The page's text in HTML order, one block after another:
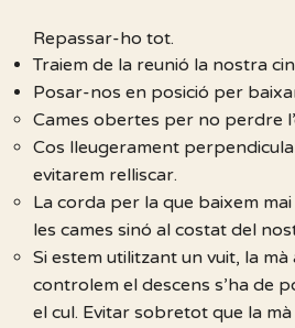
Repassar-ho tot.
Traiem de la reunió la nostra
Posar-nos en posició per
Cames obertes per no perdre
Cos lleugerament
evitarem relliscar.
La corda per la que baixem
les cames sinó al costat del
Si estem utilitzant un vuit, la mà
controlem el descens s’ha de
el cul. Evitar sobretot que la